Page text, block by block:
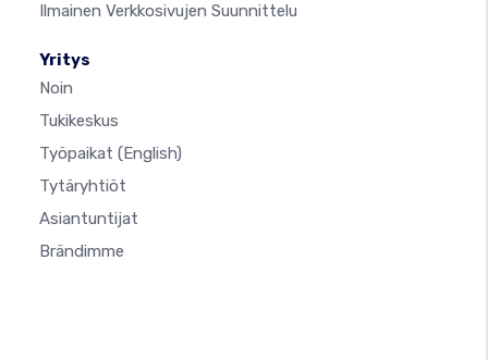
Ilmainen Verkkosivujen Suunnittelu
Yritys
Noin
Tukikeskus
Työpaikat (English)
Tytäryhtiöt
Asiantuntijat
Brändimme